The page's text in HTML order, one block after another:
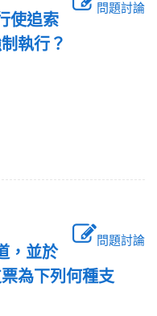
問題討論
使追索
制執行？
問題討論
，並於
為下列何種支